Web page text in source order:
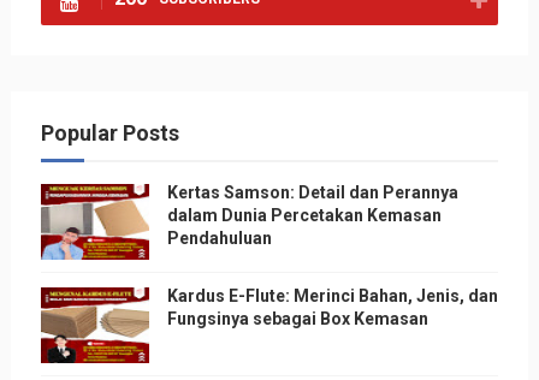
Popular Posts
Kertas Samson: Detail dan Perannya
dalam Dunia Percetakan Kemasan
Pendahuluan
Kardus E-Flute: Merinci Bahan, Jenis, dan
Fungsinya sebagai Box Kemasan